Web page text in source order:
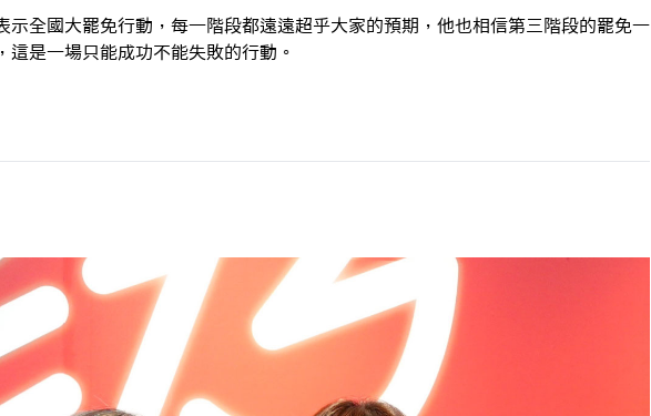
示全國大罷免行動，每一階段都遠遠超乎大家的預期，他也相信第三階段的罷免一
這是一場只能成功不能失敗的行動。